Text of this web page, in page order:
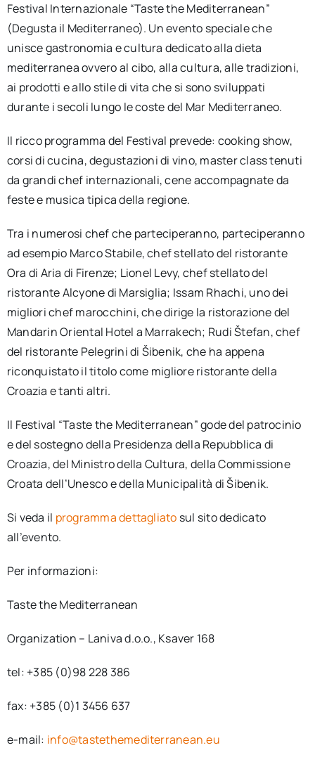
Festival Internazionale “Taste the Mediterranean”
(Degusta il Mediterraneo). Un evento speciale che
unisce gastronomia e cultura dedicato alla dieta
mediterranea ovvero al cibo, alla cultura, alle tradizioni,
ai prodotti e allo stile di vita che si sono sviluppati
durante i secoli lungo le coste del Mar Mediterraneo.
Il ricco programma del Festival prevede: cooking show,
corsi di cucina, degustazioni di vino, master class tenuti
da grandi chef internazionali, cene accompagnate da
feste e musica tipica della regione.
Tra i numerosi chef che parteciperanno, parteciperanno
ad esempio Marco Stabile, chef stellato del ristorante
Ora di Aria di Firenze; Lionel Levy, chef stellato del
ristorante Alcyone di Marsiglia; Issam Rhachi, uno dei
migliori chef marocchini, che dirige la ristorazione del
Mandarin Oriental Hotel a Marrakech; Rudi Štefan, chef
del ristorante Pelegrini di Šibenik, che ha appena
riconquistato il titolo come migliore ristorante della
Croazia e tanti altri.
Il Festival “Taste the Mediterranean” gode del patrocinio
e del sostegno della Presidenza della Repubblica di
Croazia, del Ministro della Cultura, della Commissione
Croata dell’Unesco e della Municipalità di Šibenik.
Si veda il programma dettagliato sul sito dedicato
all’evento.
Per informazioni:
Taste the Mediterranean
Organization – Laniva d.o.o., Ksaver 168
tel: +385 (0)98 228 386
fax: +385 (0)1 3456 637
e-mail: info@tastethemediterranean.eu